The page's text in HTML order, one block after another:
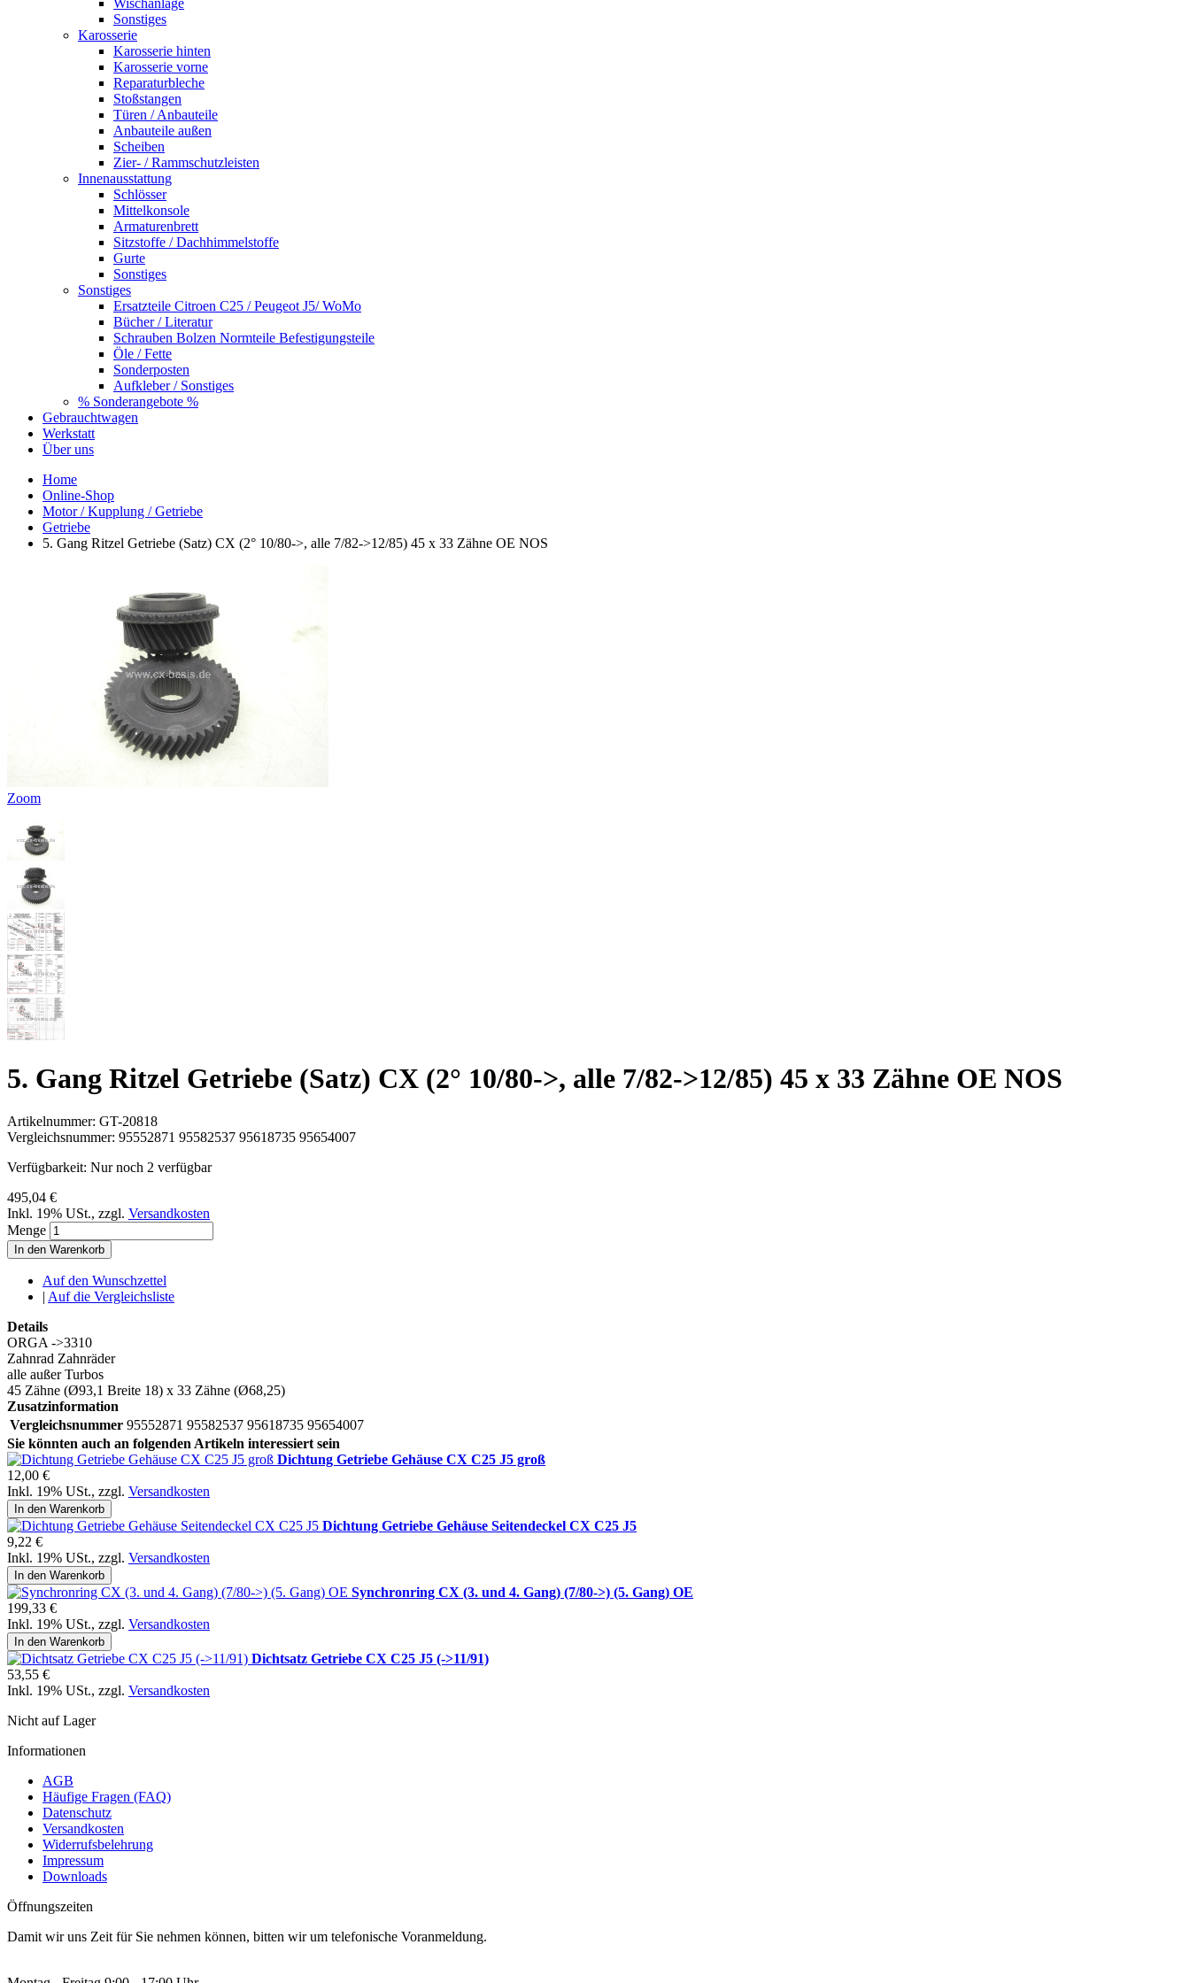
Sonstiges
Karosserie
Karosserie hinten
Karosserie vorne
Reparaturbleche
Stoßstangen
Türen / Anbauteile
Anbauteile außen
Scheiben
Zier- / Rammschutzleisten
Innenausstattung
Schlösser
Mittelkonsole
Armaturenbrett
Sitzstoffe / Dachhimmelstoffe
Gurte
Sonstiges
Sonstiges
Ersatzteile Citroen C25 / Peugeot J5/ WoMo
Bücher / Literatur
Schrauben Bolzen Normteile Befestigungsteile
Öle / Fette
Sonderposten
Aufkleber / Sonstiges
% Sonderangebote %
Gebrauchtwagen
Werkstatt
Über uns
Home
Online-Shop
Motor / Kupplung / Getriebe
Getriebe
5. Gang Ritzel Getriebe (Satz) CX (2° 10/80->, alle 7/82->12/85) 45 x 33 Zähne OE NOS
Zoom
5. Gang Ritzel Getriebe (Satz) CX (2° 10/80->, alle 7/82->12/85) 45 x 33 Zähne OE NOS
Artikelnummer: GT-20818
Vergleichsnummer: 95552871 95582537 95618735 95654007
Verfügbarkeit: Nur noch 2 verfügbar
495,04 €
Inkl. 19% USt., zzgl. Versandkosten
Menge
In den Warenkorb
Auf den Wunschzettel
| Auf die Vergleichsliste
Details
ORGA ->3310
Zahnrad Zahnräder
alle außer Turbos
45 Zähne (Ø93,1 Breite 18) x 33 Zähne (Ø68,25)
Zusatzinformation
Vergleichsnummer 95552871 95582537 95618735 95654007
Sie könnten auch an folgenden Artikeln interessiert sein
Dichtung Getriebe Gehäuse CX C25 J5 groß
12,00 €
Inkl. 19% USt., zzgl. Versandkosten
In den Warenkorb
Dichtung Getriebe Gehäuse Seitendeckel CX C25 J5
9,22 €
Inkl. 19% USt., zzgl. Versandkosten
In den Warenkorb
Synchronring CX (3. und 4. Gang) (7/80->) (5. Gang) OE
199,33 €
Inkl. 19% USt., zzgl. Versandkosten
In den Warenkorb
Dichtsatz Getriebe CX C25 J5 (->11/91)
53,55 €
Inkl. 19% USt., zzgl. Versandkosten
Nicht auf Lager
Informationen
AGB
Häufige Fragen (FAQ)
Datenschutz
Versandkosten
Widerrufsbelehrung
Impressum
Downloads
Öffnungszeiten
Damit wir uns Zeit für Sie nehmen können, bitten wir um telefonische Voranmeldung.